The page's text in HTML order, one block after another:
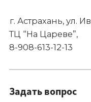
г. Астрахань, ул.
ТЦ “На Цареве”,
8-908-613-12-13
Задать вопрос